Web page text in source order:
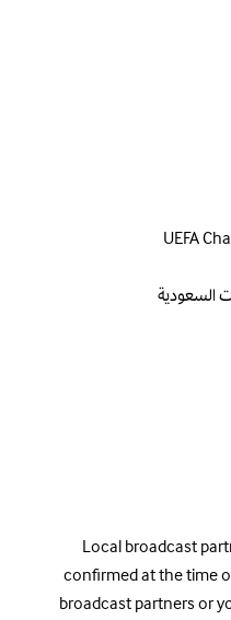
UEFA
Local broadcast
confirmed at the time
broadcast partners or